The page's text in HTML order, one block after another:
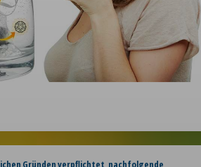
Gründen verpflichtet, nachfolgende